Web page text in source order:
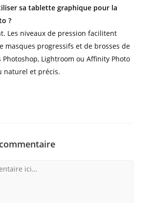
sa tablette graphique pour la
?
Les niveaux de pression facilitent
masques progressifs et de brosses de
Photoshop, Lightroom ou Affinity Photo
naturel et précis.